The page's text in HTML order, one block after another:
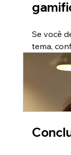
Se você
tema,